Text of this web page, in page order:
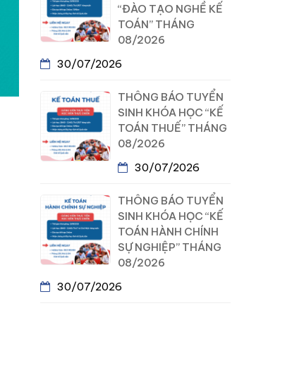
“ĐÀO TẠO NGHỀ KẾ
TOÁN” THÁNG
08/2026
30/07/2026
THÔNG BÁO TUYỂN
SINH KHÓA HỌC “KẾ
TOÁN THUẾ” THÁNG
08/2026
30/07/2026
THÔNG BÁO TUYỂN
SINH KHÓA HỌC “KẾ
TOÁN HÀNH CHÍNH
SỰ NGHIỆP” THÁNG
08/2026
30/07/2026